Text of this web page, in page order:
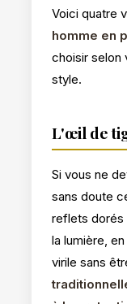
Voici quatre
homme en
choisir selon
style.
L'œil de
Si vous ne
sans doute
reflets dorés
la lumière,
virile sans